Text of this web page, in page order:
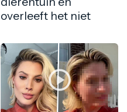
overleeft het niet